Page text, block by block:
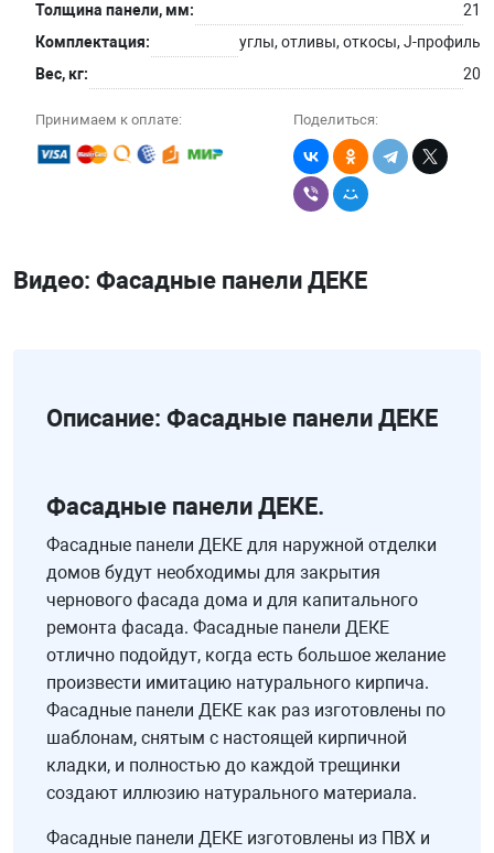
Толщина панели, мм:
21
Комплектация:
углы, отливы, откосы, J-профиль
Вес, кг:
20
Принимаем к оплате: Поделиться:
Видео: Фасадные панели ДЕКЕ
Описание: Фасадные панели ДЕКЕ
Фасадные панели ДЕКЕ.
Фасадные панели ДЕКЕ для наружной отделки
домов будут необходимы для закрытия
чернового фасада дома и для капитального
ремонта фасада. Фасадные панели ДЕКЕ
отлично подойдут, когда есть большое желание
произвести имитацию натурального кирпича.
Фасадные панели ДЕКЕ как раз изготовлены по
шаблонам, снятым с настоящей кирпичной
кладки, и полностью до каждой трещинки
создают иллюзию натурального материала.
Фасадные панели ДЕКЕ изготовлены из ПВХ и